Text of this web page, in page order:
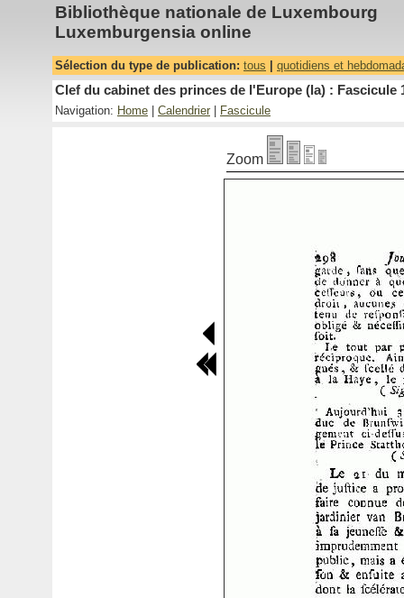
Bibliothèque nationale de Luxembourg
Luxemburgensia online
Sélection du type de publication: tous quotidiens et
Clef du cabinet des princes de l'Europe (la) : Fascicule
Navigation: Home Calendrier Fascicule
Zoom